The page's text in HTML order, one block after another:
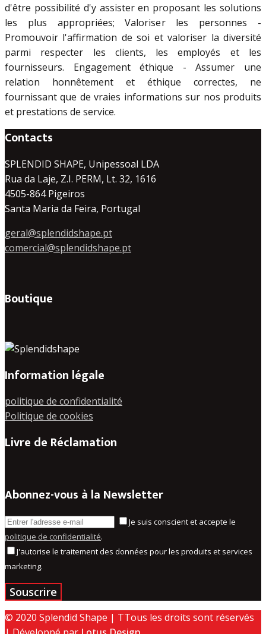
d'être possibilité d'y assister en proposant les solutions
les plus appropriées; Valoriser les personnes -
Promouvoir l'affirmation de soi et valoriser la diversité
parmi respecter les clients, les employés et les
fournisseurs. Engagement éthique - Assumer une
relation honnêtement et éthique correctes, ne
fournissant que de vraies informations sur nos produits
et prestations de service.
Contacts
SPLENDID SHAPE, Unipessoal LDA
Rua da Laje, Z.I. PERM, Lt. 32, 1616
4505-864 Pigeiros
Santa Maria da Feira, Portugal
geral@splendidshape.pt
comercial@splendidshape.pt
Boutique
Information légale
politique de confidentialité
Politique de cookies
Livre de Réclamation
Abonnez-vous à la Newsletter
Je suis conscient et accepte le
politique de confidentialité.
J'autorise le traitement des données pour les produits et services
marketing.
© 2020 Splendid Shape | TTous les droits sont réservés